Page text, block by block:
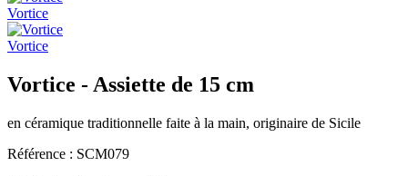
Vortice
Vortice
Vortice - Assiette de 15 cm
en céramique traditionnelle faite à la main, originaire de Sicile
Référence : SCM079